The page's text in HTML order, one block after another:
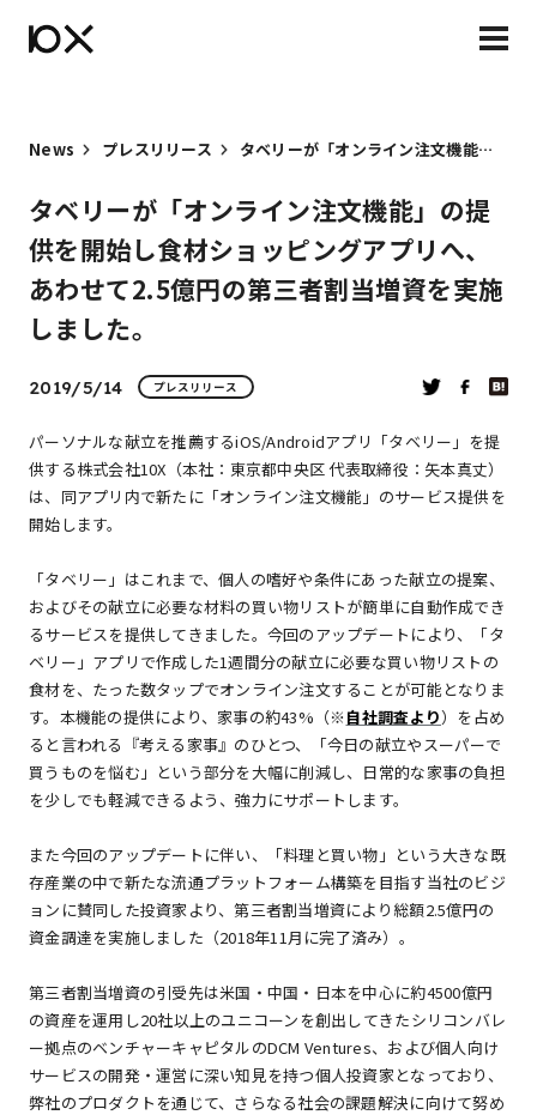
News プレスリリース タベリーが「オンライン注文機能」の提供を開始し食材ショッピングアプリへ、あわせて2.5億円の第三者割当増資を実施しました。
タベリーが「オンライン注文機能」の提
供を開始し食材ショッピングアプリへ、
あわせて2.5億円の第三者割当増資を実施
しました。
2019/5/14 プレスリリース
パーソナルな献立を推薦するiOS/Androidアプリ「タベリー」を提
供する株式会社10X（本社：東京都中央区 代表取締役：矢本真丈）
は、同アプリ内で新たに「オンライン注文機能」のサービス提供を
開始します。
「タベリー」はこれまで、個人の嗜好や条件にあった献立の提案、
およびその献立に必要な材料の買い物リストが簡単に自動作成でき
るサービスを提供してきました。今回のアップデートにより、「タ
ベリー」アプリで作成した1週間分の献立に必要な買い物リストの
食材を、たった数タップでオンライン注文することが可能となりま
す。本機能の提供により、家事の約43%（※ 自社調査より）を占め
ると言われる『考える家事』のひとつ、「今日の献立やスーパーで
買うものを悩む」という部分を大幅に削減し、日常的な家事の負担
を少しでも軽減できるよう、強力にサポートします。
また今回のアップデートに伴い、「料理と買い物」という大きな既
存産業の中で新たな流通プラットフォーム構築を目指す当社のビジ
ョンに賛同した投資家より、第三者割当増資により総額2.5億円の
資金調達を実施しました（2018年11月に完了済み）。
第三者割当増資の引受先は米国・中国・日本を中心に約4500億円
の資産を運用し20社以上のユニコーンを創出してきたシリコンバレ
ー拠点のベンチャーキャピタルのDCM Ventures、および個人向け
サービスの開発・運営に深い知見を持つ個人投資家となっており、
弊社のプロダクトを通じて、さらなる社会の課題解決に向けて努め